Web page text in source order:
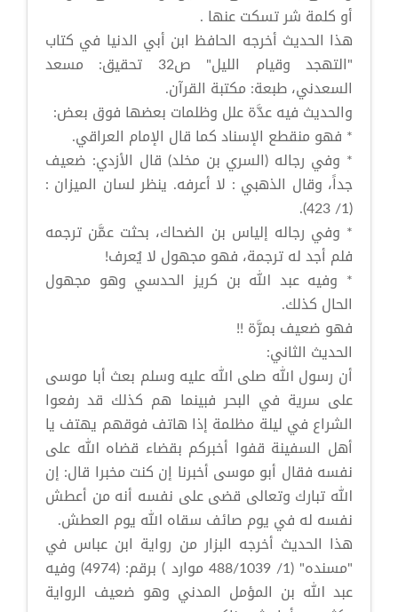
أو كلمة شر تسكت عنها .
هذا الحديث أخرجه الحافظ ابن أبي الدنيا في كتاب
"التهجد وقيام الليل" ص32 تحقيق: مسعد
السعدني، طبعة: مكتبة القرآن.
والحديث فيه عدَّة علل وظلمات بعضها فوق بعض:
* فهو منقطع الإسناد كما قال الإمام العراقي.
* وفي رجاله (السري بن مخلد) قال الأزدي: ضعيف
جداً، وقال الذهبي : لا أعرفه. ينظر لسان الميزان :
(1/ 423).
* وفي رجاله إلياس بن الضحاك، بحثت عمَّن ترجمه
فلم أجد له ترجمة، فهو مجهول لا يُعرف!
* وفيه عبد الله بن كريز الحدسي وهو مجهول
الحال كذلك.
فهو ضعيف بمرَّة !!
الحديث الثاني:
أن رسول الله صلى الله عليه وسلم بعث أبا موسى
على سرية في البحر فبينما هم كذلك قد رفعوا
الشراع في ليلة مظلمة إذا هاتف فوقهم يهتف يا
أهل السفينة قفوا أخبركم بقضاء قضاه الله على
نفسه فقال أبو موسى أخبرنا إن كنت مخبرا قال: إن
الله تبارك وتعالى قضى على نفسه أنه من أعطش
نفسه له في يوم صائف سقاه الله يوم العطش.
هذا الحديث أخرجه البزار من رواية ابن عباس في
"مسنده" (1/ 488/1039 موارد ) برقم: (4974) وفيه
عبد الله بن المؤمل المدني وهو ضعيف الرواية